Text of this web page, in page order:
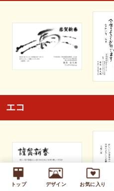
トップ デザイン お気に入り
エコ